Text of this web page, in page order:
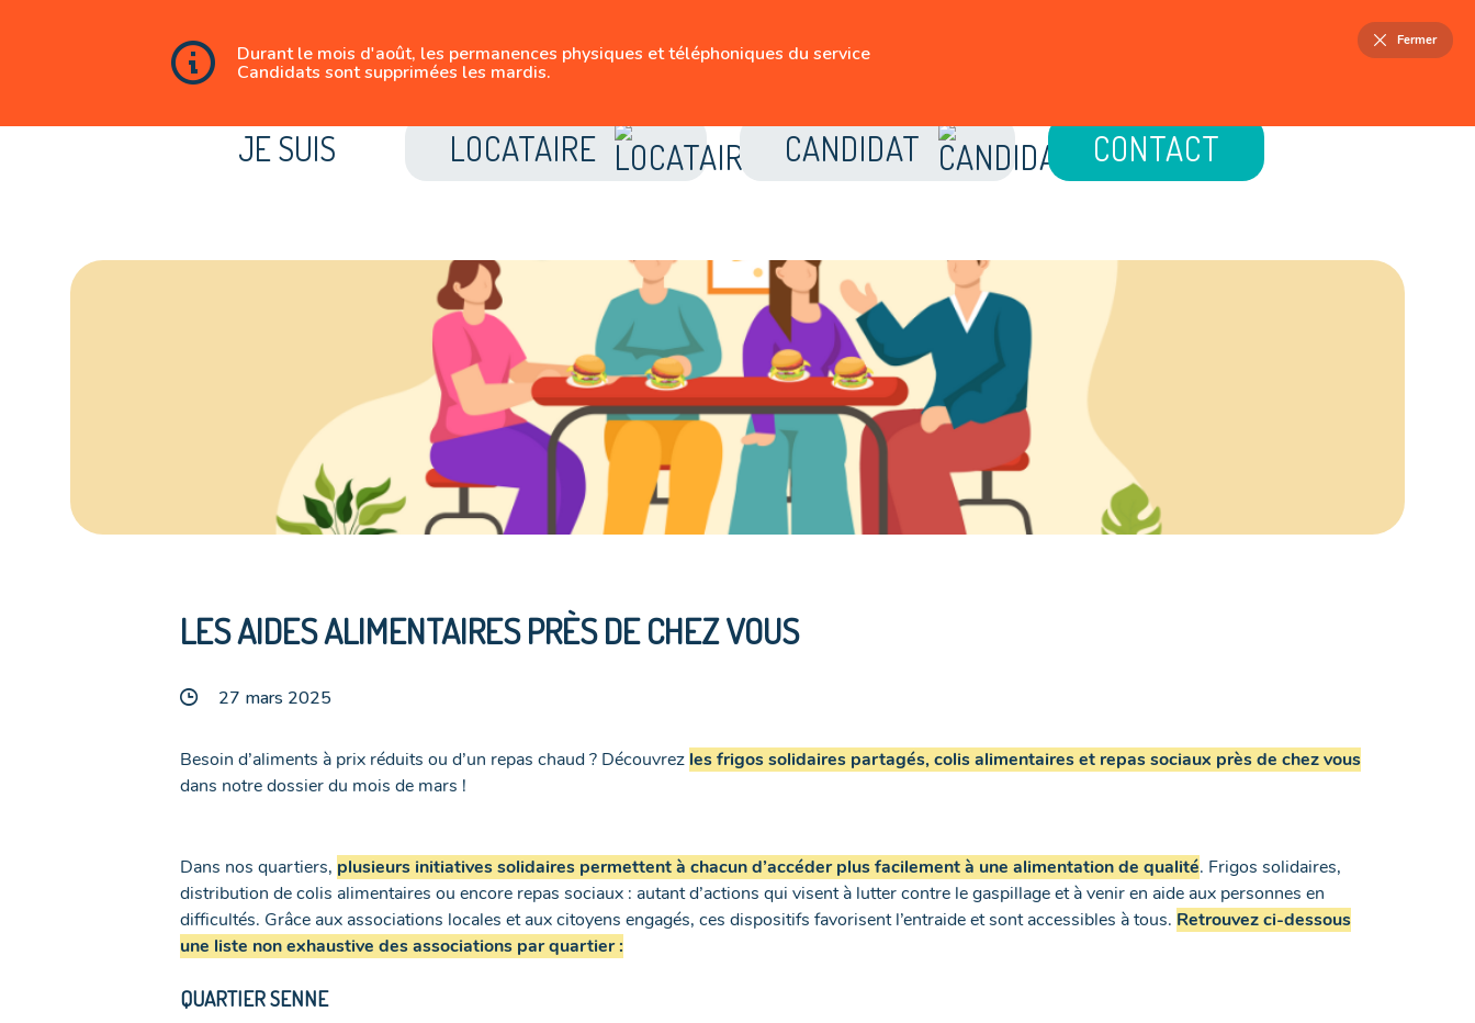
Durant le mois d'août, les permanences physiques et téléphoniques du service
Candidats sont supprimées les mardis.
Fermer
JE SUIS LOCATAIRE CANDIDAT CONTACT
LES AIDES ALIMENTAIRES PRÈS DE CHEZ VOUS
27 mars 2025
Besoin d’aliments à prix réduits ou d’un repas chaud ? Découvrez les frigos solidaires partagés, colis alimentaires et repas sociaux près de chez vous
dans notre dossier du mois de mars !
Dans nos quartiers, plusieurs initiatives solidaires permettent à chacun d’accéder plus facilement à une alimentation de qualité. Frigos solidaires,
distribution de colis alimentaires ou encore repas sociaux : autant d’actions qui visent à lutter contre le gaspillage et à venir en aide aux personnes en
difficultés. Grâce aux associations locales et aux citoyens engagés, ces dispositifs favorisent l’entraide et sont accessibles à tous. Retrouvez ci-dessous
une liste non exhaustive des associations par quartier :
QUARTIER SENNE